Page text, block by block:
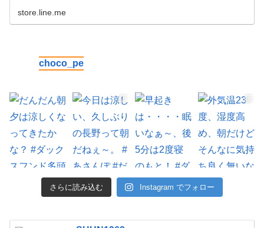
store.line.me
choco_pe
さらに読み込む Instagram でフォロー